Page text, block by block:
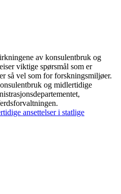
av konsulentbruk og
viktige spørsmål som er
så vel som for forskningsmiljøer.
og midlertidige